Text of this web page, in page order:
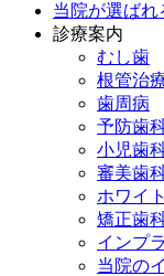
当院が選ばれ
診療案内
むし歯
根管治
歯周病
予防歯
小児歯
審美歯
ホワイ
矯正歯
インプ
当院の